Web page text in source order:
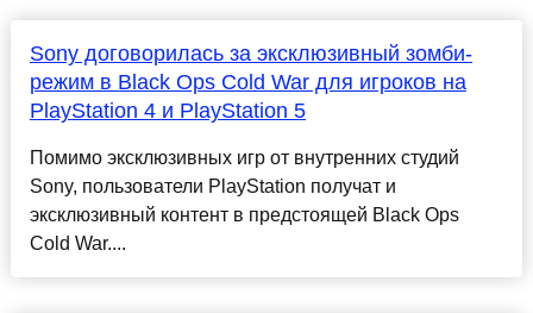
Sony договорилась за эксклюзивный зомби-
режим в Black Ops Cold War для игроков на
PlayStation 4 и PlayStation 5
Помимо эксклюзивных игр от внутренних студий
Sony, пользователи PlayStation получат и
эксклюзивный контент в предстоящей Black Ops
Cold War....